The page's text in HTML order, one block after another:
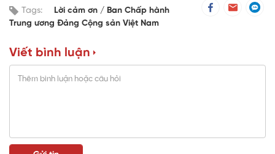
Tags: Lời cảm ơn
Ban Chấp hành
Trung ương Đảng Cộng sản Việt Nam
Viết bình luận